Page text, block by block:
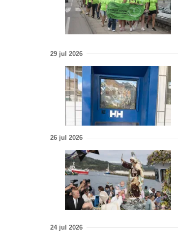
29 jul 2026
26 jul 2026
24 jul 2026